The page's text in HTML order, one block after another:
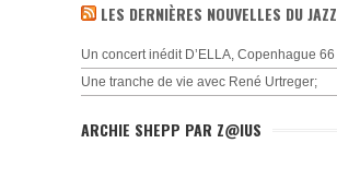
LES DERNIÈRES NOUVELLES DU JAZZ
Un concert inédit D’ELLA, Copenhague 66
Une tranche de vie avec René Urtreger;
ARCHIE SHEPP PAR Z@IUS